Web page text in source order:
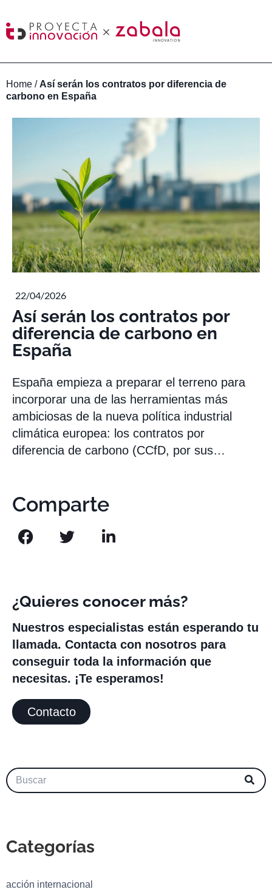
Home / Así serán los contratos por diferencia de
carbono en España
22/04/2026
Así serán los contratos por
diferencia de carbono en
España
España empieza a preparar el terreno para
incorporar una de las herramientas más
ambiciosas de la nueva política industrial
climática europea: los contratos por
diferencia de carbono (CCfD, por sus…
Comparte
¿Quieres conocer más?
Nuestros especialistas están esperando tu
llamada. Contacta con nosotros para
conseguir toda la información que
necesitas. ¡Te esperamos!
Contacto
Categorías
acción internacional